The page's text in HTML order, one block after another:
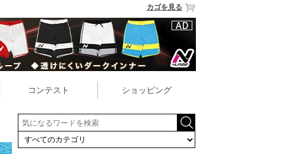
カゴを見る
コンテスト ショッピング